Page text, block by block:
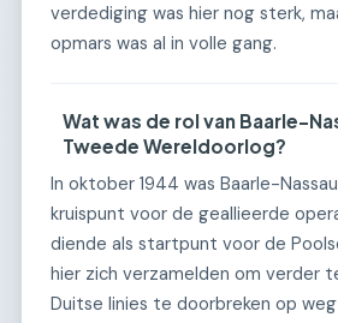
verdediging was hier nog sterk,
opmars was al in volle gang.
Wat was de rol van Baarle-
Tweede Wereldoorlog?
In oktober 1944 was Baarle-
kruispunt voor de geallieerde
diende als startpunt voor de
hier zich verzamelden om verder
Duitse linies te doorbreken op